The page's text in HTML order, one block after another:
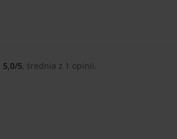
5,0/5, średnia z 1 opinii.